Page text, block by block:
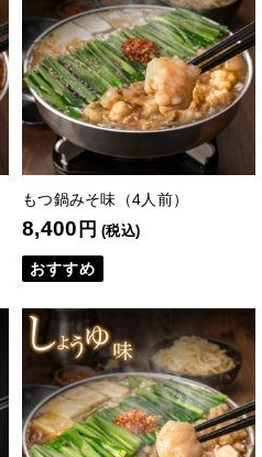
もつ鍋みそ味（4人前）
8,400 円 (税込)
おすすめ